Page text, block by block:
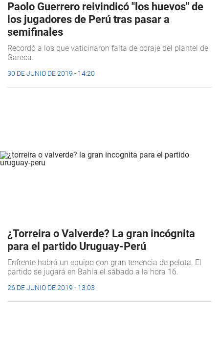
Paolo Guerrero reivindicó "los huevos" de
los jugadores de Perú tras pasar a
semifinales
Recordó a los que vaticinaron falta de coraje del plantel de
Gareca.
30 DE JUNIO DE 2019 - 14:20
¿Torreira o Valverde? La gran incógnita
para el partido Uruguay-Perú
Enfrente habrá un equipo con gran tenencia de pelota. El
partido se jugará en Bahía el sábado a la hora 16.
26 DE JUNIO DE 2019 - 13:03